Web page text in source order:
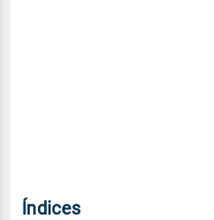
Índices